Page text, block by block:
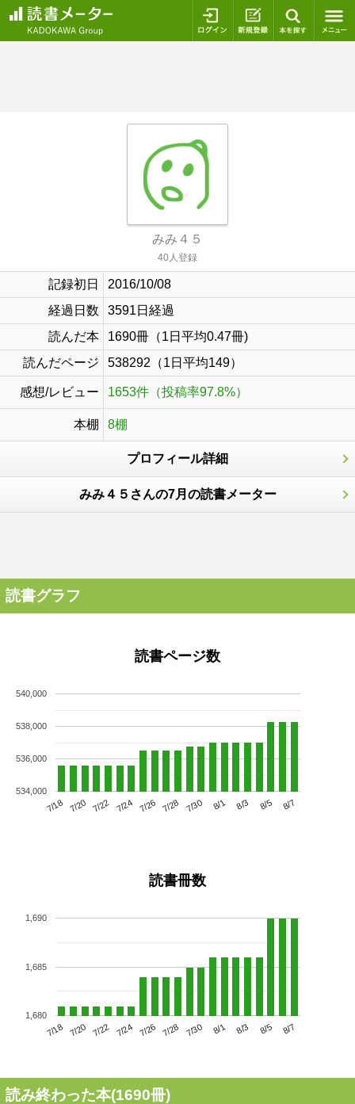
ログイン 新規登録
みみ４５
40人登録
記録初日
2016/10/08
経過日数
3591日経過
読んだ本
1690冊（1日平均0.47冊)
読んだページ
538292（1日平均149）
感想/レビュー 1653件（投稿率97.8%）
本棚 8棚
プロフィール詳細
みみ４５さんの7月の読書メーター
読書グラフ
読書ページ数
7/18 7/20 7/22 7/24 7/26 7/28 7/30 8/1 8/3 8/5 8/7
534,000
536,000
538,000
540,000
読書冊数
7/18 7/20 7/22 7/24 7/26 7/28 7/30 8/1 8/3 8/5 8/7
1,680
1,685
1,690
読み終わった本(1690冊)